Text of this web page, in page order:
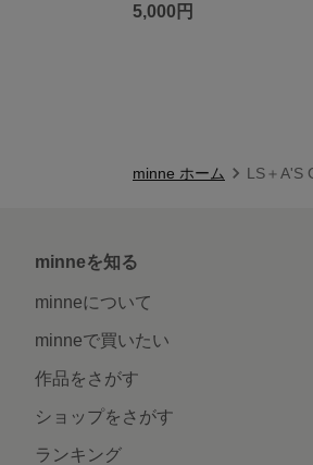
5,000円
minne ホーム LS＋A'S
minneを知る
minneについて
minneで買いたい
作品をさがす
ショップをさがす
ランキング